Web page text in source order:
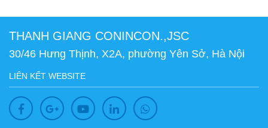
THANH GIANG CONINCON.,JSC
30/46 Hưng Thịnh, X2A, phường Yên Sở, Hà Nội
LIÊN KẾT WEBSITE